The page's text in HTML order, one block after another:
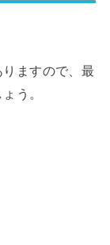
ますので、最
う。